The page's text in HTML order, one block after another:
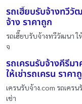
รถเฮี๊ยบรับจ้างทวีวั
จ้าง ราคาถูก
รถเฮี๊ยบรับจ้างทวีวัฒนา ใ
จ
รถเครนรับจ้างคีรีมา
ให้เช่ารถเครน ราคา
เครนรับจ้าง.com รถเคร
เช่า